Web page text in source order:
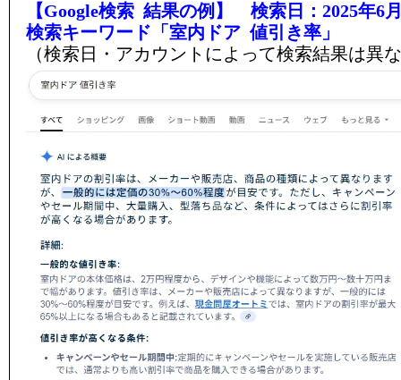
【Google検索 結果の例】 検索日：2025年6
検索キーワード「室内ドア 値引き率」
（検索日・アカウントによって検索結果は異